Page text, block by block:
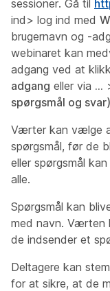
sessioner. Gå til
ind> log ind med
brugernavn og -
webinaret kan
adgang ved at
adgang eller via ...
spørgsmål og svar)
Værter kan vælge
spørgsmål, før de
eller spørgsmål
alle.
Spørgsmål kan
med navn. Værten
de indsender et
Deltagere kan
for at sikre, at de